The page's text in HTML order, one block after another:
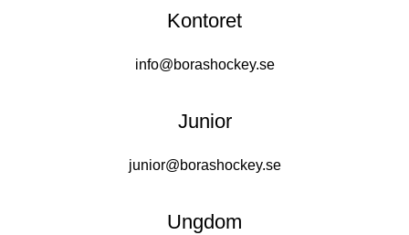
Kontoret
info@borashockey.se
Junior
junior@borashockey.se
Ungdom